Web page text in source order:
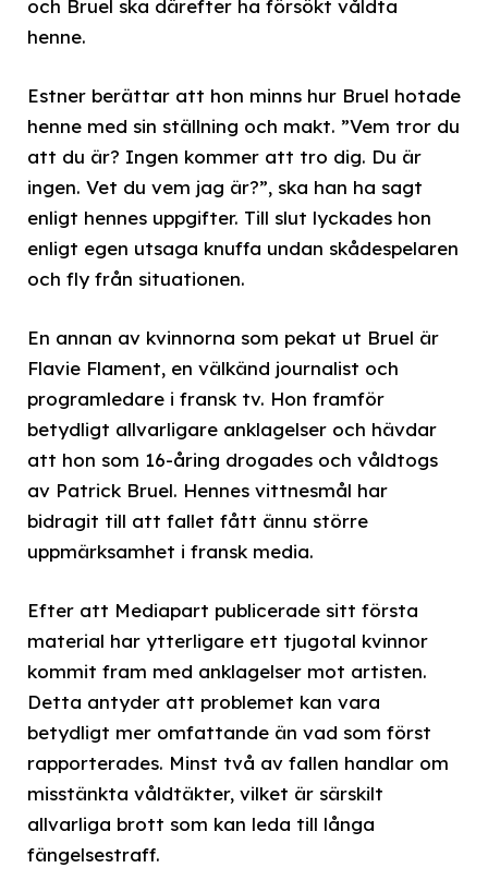
och Bruel ska därefter ha försökt våldta
henne.
Estner berättar att hon minns hur Bruel hotade
henne med sin ställning och makt. ”Vem tror du
att du är? Ingen kommer att tro dig. Du är
ingen. Vet du vem jag är?”, ska han ha sagt
enligt hennes uppgifter. Till slut lyckades hon
enligt egen utsaga knuffa undan skådespelaren
och fly från situationen.
En annan av kvinnorna som pekat ut Bruel är
Flavie Flament, en välkänd journalist och
programledare i fransk tv. Hon framför
betydligt allvarligare anklagelser och hävdar
att hon som 16-åring drogades och våldtogs
av Patrick Bruel. Hennes vittnesmål har
bidragit till att fallet fått ännu större
uppmärksamhet i fransk media.
Efter att Mediapart publicerade sitt första
material har ytterligare ett tjugotal kvinnor
kommit fram med anklagelser mot artisten.
Detta antyder att problemet kan vara
betydligt mer omfattande än vad som först
rapporterades. Minst två av fallen handlar om
misstänkta våldtäkter, vilket är särskilt
allvarliga brott som kan leda till långa
fängelsestraff.